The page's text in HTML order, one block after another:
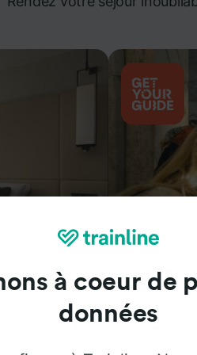
à coeur de
données